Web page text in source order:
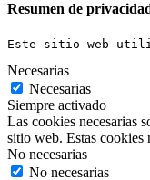
Resumen de
Este sitio web
Necesarias
Necesarias
Siempre activado
Las cookies necesarias
sitio web. Estas cookies
No necesarias
No necesarias